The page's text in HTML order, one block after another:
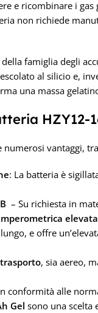
e ricombinare i
non richiede
della famiglia degli
al silicio e,
una massa
HZY12-
numerosi vantaggi,
: La batteria è
– Su richiesta in
elevata
e offre
, sia aereo,
conformità alle
Gel sono una scelta